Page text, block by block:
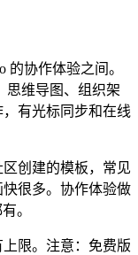
的协作体验之间。
维导图、组织架
有光标同步和在线
创建的模板，常见
很多。协作体验做
。
限。注意：免费版